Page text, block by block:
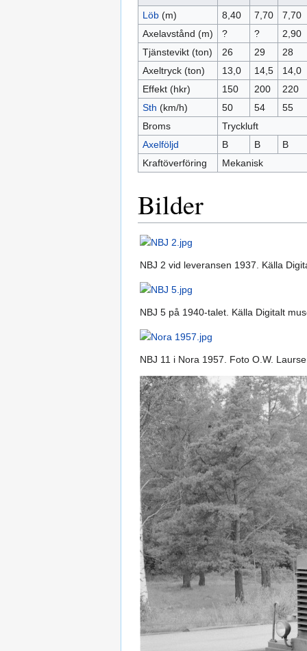
Löb(m) 8,40 7,70
7,70
Axelavstånd (m)
? ?
2,90
Tjänstevikt (ton)
26 29
28
Axeltryck (ton)
13,0 14,5
14,0
Effekt (hkr)
150 200
220
Sth (km/h) 50 54
55
Broms
Tryckluft
Axelföljd
B B
B
Kraftöverföring
Mekanisk
Bilder
NBJ 2 vid leveransen 1937. Källa
NBJ 5 på 1940-talet. Källa Digitalt
NBJ 11 i Nora 1957. Foto O.W.